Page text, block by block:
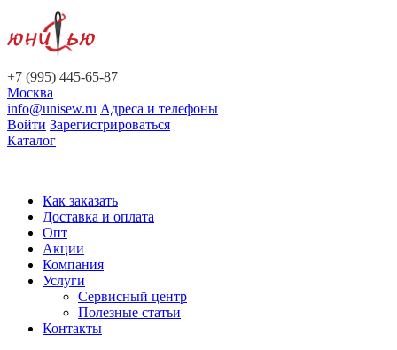
+7 (995) 445-65-87
Москва
info@unisew.ru Адреса и телефоны
Войти Зарегистрироваться
Каталог
Как заказать
Доставка и оплата
Опт
Акции
Компания
Услуги
Сервисный центр
Полезные статьи
Контакты